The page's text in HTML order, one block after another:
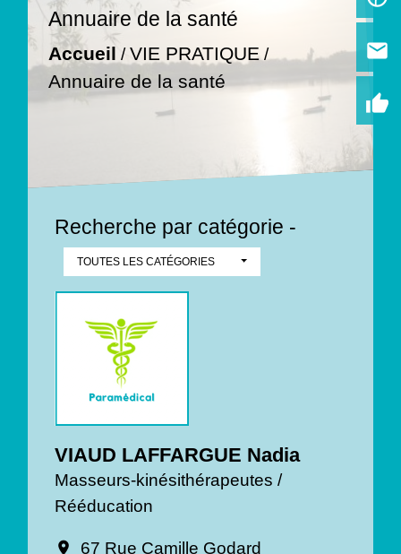
Annuaire de la santé
Accueil /VIE PRATIQUE/
Annuaire de la santé
Recherche par catégorie -
TOUTES LES CATÉGORIES
VIAUD LAFFARGUE Nadia
Masseurs-kinésithérapeutes /
Rééducation
location_on
67 Rue Camille Godard
email
thumb_up